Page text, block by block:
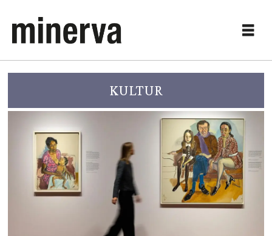
KULTUR